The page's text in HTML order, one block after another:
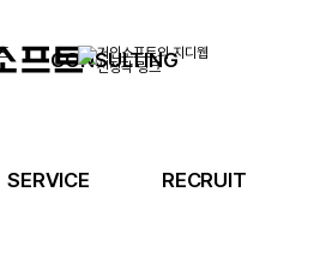
CONSULTING
SERVICE RECRUIT